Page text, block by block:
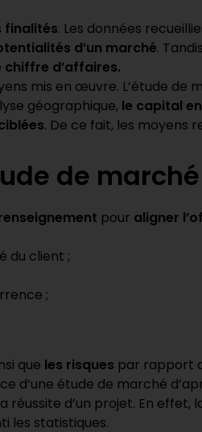
finalités. Les données
d’un marché.
d’affaires.
mis en œuvre. L’étude de
géographique, le capital
. De ce fait, les moyens
de
pour aligner
du client ;
;
que les risques par rapport
d’une étude de marché
réussite d’un projet. En
les statistiques.